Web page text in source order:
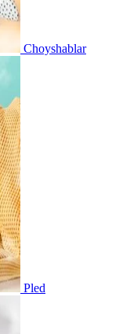
Choyshablar
Pled